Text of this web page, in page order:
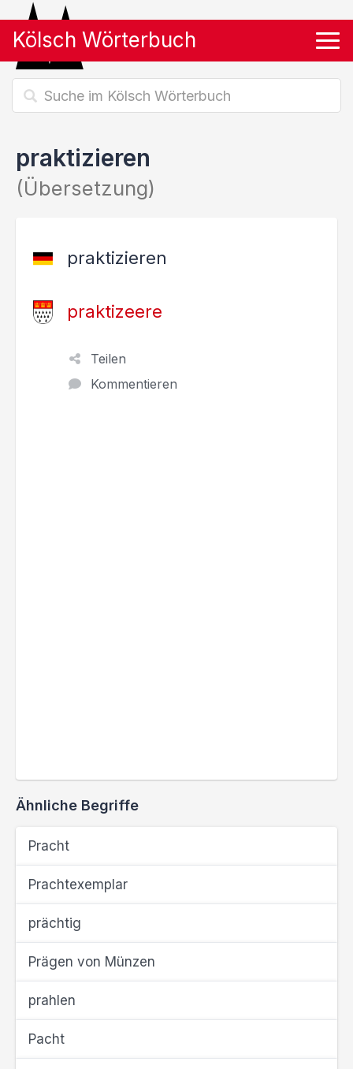
Kölsch Wörterbuch
praktizieren
(Übersetzung)
praktizieren
praktizeere
Teilen
Kommentieren
Ähnliche Begriffe
Pracht
Prachtexemplar
prächtig
Prägen von Münzen
prahlen
Pacht